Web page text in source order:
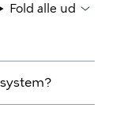
Fold alle ud